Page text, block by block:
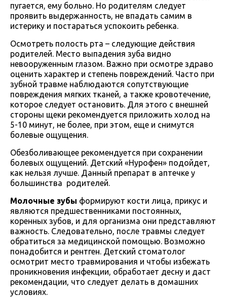
пугается, ему больно. Но родителям следует
проявить выдержанность, не впадать самим в
истерику и постараться успокоить ребенка.
Осмотреть полость рта – следующие действия
родителей. Место выпадения зуба видно
невооруженным глазом. Важно при осмотре здраво
оценить характер и степень повреждений. Часто при
зубной травме наблюдаются сопутствующие
повреждения мягких тканей, а также кровотечение,
которое следует остановить. Для этого с внешней
стороны щеки рекомендуется приложить холод на
5-10 минут, не более, при этом, еще и снимутся
болевые ощущения.
Обезболивающее рекомендуется при сохранении
болевых ощущений. Детский «Нурофен» подойдет,
как нельзя лучше. Данный препарат в аптечке у
большинства родителей.
Молочные зубы формируют кости лица, прикус и
являются предшественниками постоянных,
коренных зубов, и для организма они представляют
важность. Следовательно, после травмы следует
обратиться за медицинской помощью. Возможно
понадобится и рентген. Детский стоматолог
осмотрит место травмирования и чтобы избежать
проникновения инфекции, обработает десну и даст
рекомендации, что следует делать в домашних
условиях.